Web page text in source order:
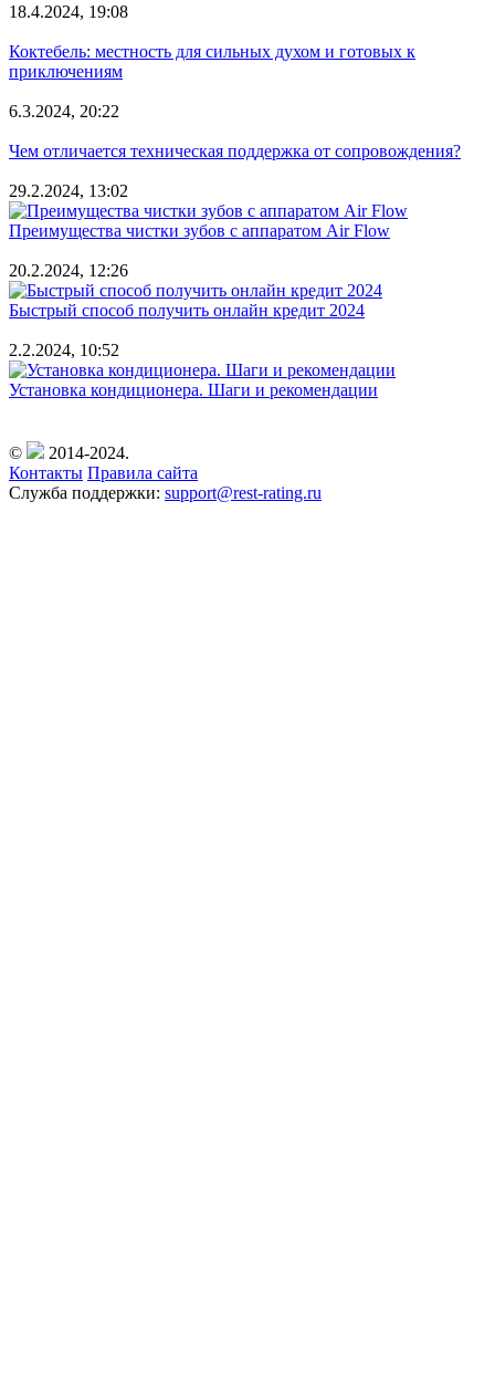
18.4.2024, 19:08
Коктебель: местность для сильных духом и готовых к
приключениям
6.3.2024, 20:22
Чем отличается техническая поддержка от сопровождения?
29.2.2024, 13:02
Преимущества чистки зубов с аппаратом Air Flow
20.2.2024, 12:26
Быстрый способ получить онлайн кредит 2024
2.2.2024, 10:52
Установка кондиционера. Шаги и рекомендации
©
2014-2024.
Контакты Правила сайта
Служба поддержки: support@rest-rating.ru